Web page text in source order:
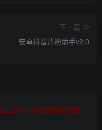
下一篇
安卓抖音清粉助手v2.0
上线-永远找到回家的路